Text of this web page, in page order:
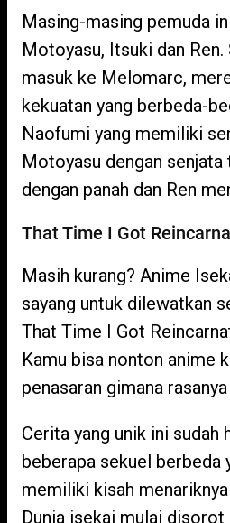
Masing-masing pemuda
Motoyasu, Itsuki dan
masuk ke Melomarc,
kekuatan yang berbeda-
Naofumi yang memiliki
Motoyasu dengan
dengan panah dan Ren
That Time I Got
Masih kurang? Anime
sayang untuk dilewatkan
That Time I Got
Kamu bisa nonton anime
penasaran gimana
Cerita yang unik ini sudah
beberapa sekuel berbeda
memiliki kisah
Dunia isekai mulai